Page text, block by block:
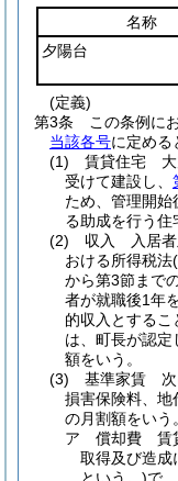
名称
夕陽台
(定義)
第3条
この条例に
当該各号に定める
(1)
賃貸住宅 大
受けて建設し、
ため、管理開
る助成を行う住
(2)
収入 入居者
おける所得税法
から第3節まで
者が就職後1年
的収入とする
は、町長が認定
額をいう。
(3)
基準家賃 次
損害保険料、地
の月割額をいう。
ア
償却費 賃
取得及び造成